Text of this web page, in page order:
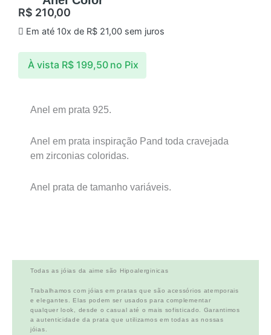
R$ 210,00
Em até 10x de R$21,00sem juros
À vista R$199,50 no Pix
Anel em prata 925.
Anel em prata inspiração Pand toda cravejada
em zirconias coloridas.
Anel prata de tamanho variáveis.
Todas as jóias da aime são Hipoalerginicas
Trabalhamos com jóias em pratas que são acessórios atemporais
e elegantes. Elas podem ser usados para complementar
qualquer look, desde o casual até o mais sofisticado. Garantimos
a autenticidade da prata que utilizamos em todas as nossas
jóias.